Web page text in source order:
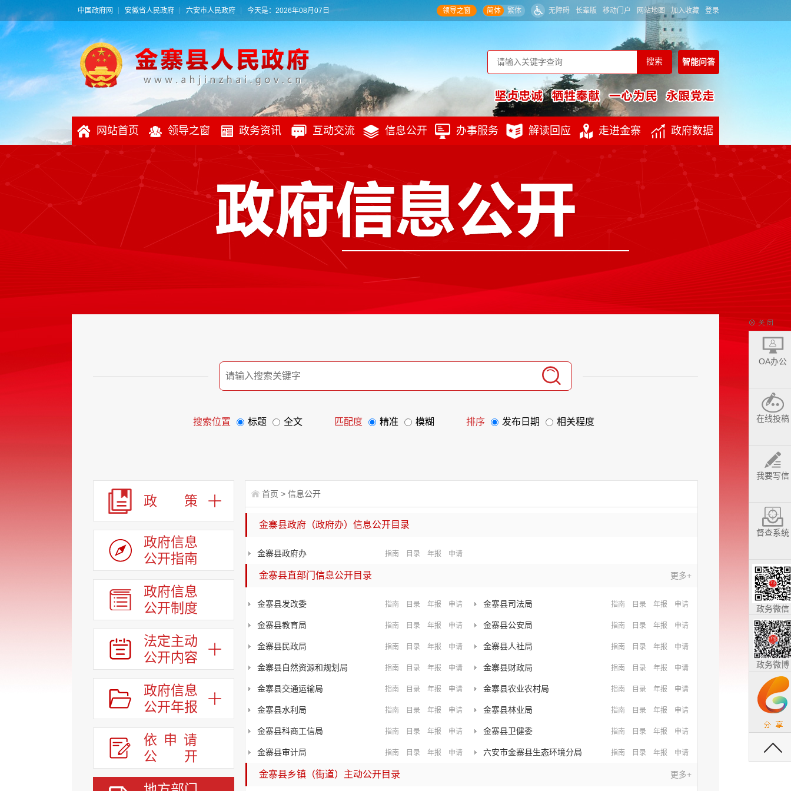
中国政府网 安徽省人民政府 六安市人民政府 今天是：2026年08月07日 领导之窗 简体 繁体 无障碍 长辈版 移动门户 网站地图 加入收藏 登录
智能问答
网站首页 领导之窗 政务资讯 互动交流 信息公开 办事服务 解读回应 走进金寨 政府数据
搜索位置 标题 全文 匹配度 精准 模糊 排序 发布日期 相关程度
政 策
政府信息
公开指南
政府信息
公开制度
法定主动
公开内容
政府信息
公开年报
依申请
公
开
首页 > 信息公开
金寨县政府（政府办）信息公开目录
指南 目录 年报 申请
金寨县政府办
更多+
金寨县直部门信息公开目录
指南 目录 年报 申请
金寨县发改委 指南 目录 年报 申请
金寨县司法局
指南 目录 年报 申请
金寨县教育局 指南 目录 年报 申请
金寨县公安局
指南 目录 年报 申请
金寨县民政局 指南 目录 年报 申请
金寨县人社局
指南 目录 年报 申请
金寨县自然资源和规划局 指南 目录 年报 申请
金寨县财政局
指南 目录 年报 申请
金寨县交通运输局 指南 目录 年报 申请
金寨县农业农村局
指南 目录 年报 申请
金寨县水利局 指南 目录 年报 申请
金寨县林业局
指南 目录 年报 申请
金寨县科商工信局 指南 目录 年报 申请
金寨县卫健委
指南 目录 年报 申请
金寨县审计局 指南 目录 年报 申请
六安市金寨县生态环境分局
更多+
金寨县乡镇（街道）主动公开目录
OA办公
在线投稿
我要写信
督查系统
政务微信
政务微博